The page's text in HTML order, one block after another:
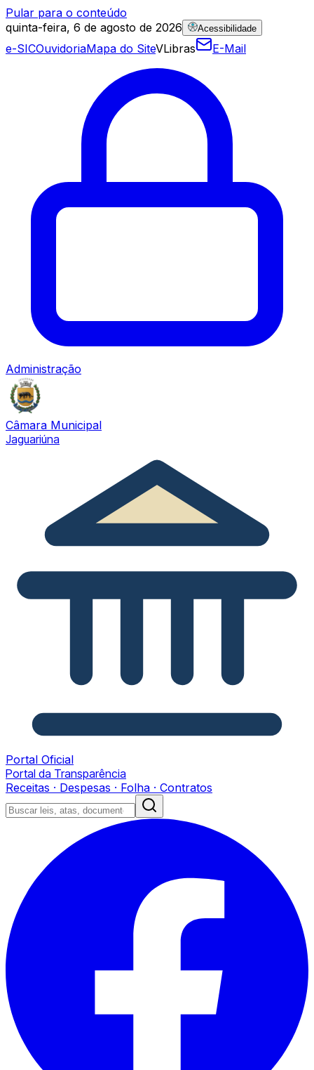
Pular para o conteúdo
quinta-feira, 6 de agosto de 2026
Acessibilidade
e-SICOuvidoriaMapa do SiteVLibras E-Mail
Administração
Câmara Municipal
Jaguariúna
Portal Oficial
Portal da Transparência
Receitas · Despesas · Folha · Contratos